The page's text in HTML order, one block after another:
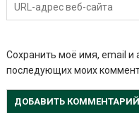
Сохранить моё имя, email и
последующих моих